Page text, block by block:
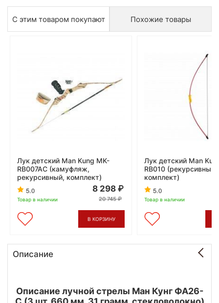
С этим товаром покупают Похожие товары
Лук детский Man Kung MK-
RB007AC (камуфляж,
рекурсивный, комплект)
5.0
Товар в наличии
8 298
20 745
В КОРЗИНУ
Лук детский Man
RB010 (рекурсивный,
комплект)
5.0
Товар в наличии
Описание
Описание лучной стрелы Ман Кунг ФА26-